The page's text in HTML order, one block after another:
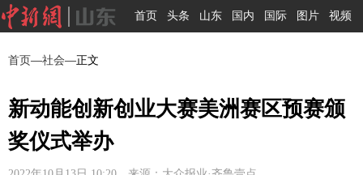
首页 头条 山东 国内 国际 图片 视频
首页—社会—正文
新动能创新创业大赛美洲赛区预赛颁
奖仪式举办